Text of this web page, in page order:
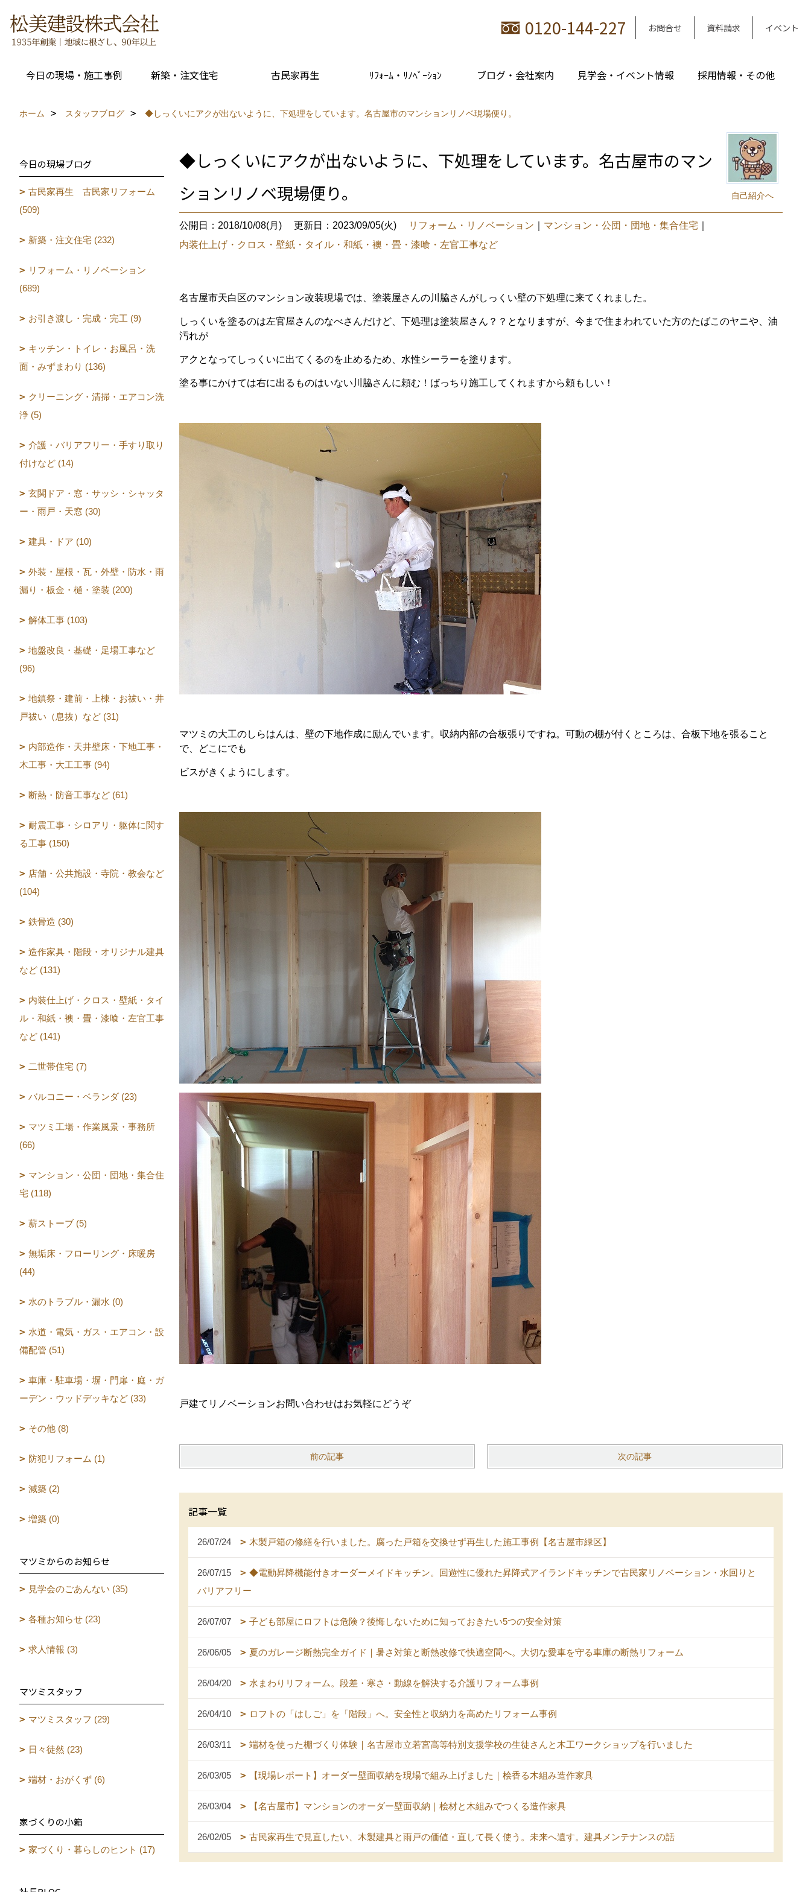
0120-144-227 お問合せ 資料請求 イベント
今日の現場・施工事例 新築・注文住宅 古民家再生 ﾘﾌｫｰﾑ・ﾘﾉﾍﾞｰｼｮﾝ ブログ・会社案内 見学会・イベント情報 採用情報・その他
ホーム スタッフブログ ◆しっくいにアクが出ないように、下処理をしています。名古屋市のマンションリノベ現場便り。
自己紹介へ
◆しっくいにアクが出ないように、下処理をしています。名古屋市のマン
ションリノベ現場便り。
公開日：2018/10/08(月) 更新日：2023/09/05(火) リフォーム・リノベーション マンション・公団・団地・集合住宅
内装仕上げ・クロス・壁紙・タイル・和紙・襖・畳・漆喰・左官工事など
名古屋市天白区のマンション改装現場では、塗装屋さんの川脇さんがしっくい壁の下処理に来てくれました。
しっくいを塗るのは左官屋さんのなべさんだけど、下処理は塗装屋さん？？となりますが、今まで住まわれていた方のたばこのヤニや、油
汚れが
アクとなってしっくいに出てくるのを止めるため、水性シーラーを塗ります。
塗る事にかけては右に出るものはいない川脇さんに頼む！ばっちり施工してくれますから頼もしい！
マツミの大工のしらはんは、壁の下地作成に励んでいます。収納内部の合板張りですね。可動の棚が付くところは、合板下地を張ること
で、どこにでも
ビスがきくようにします。
戸建てリノベーションお問い合わせはお気軽にどうぞ
前の記事 次の記事
記事一覧
26/07/24 木製戸箱の修繕を行いました。腐った戸箱を交換せず再生した施工事例【名古屋市緑区】
26/07/15
◆電動昇降機能付きオーダーメイドキッチン。回遊性に優れた昇降式アイランドキッチンで古民家リノベーション・水回りと
バリアフリー
26/07/07 子ども部屋にロフトは危険？後悔しないために知っておきたい5つの安全対策
26/06/05 夏のガレージ断熱完全ガイド｜暑さ対策と断熱改修で快適空間へ。大切な愛車を守る車庫の断熱リフォーム
26/04/20 水まわりリフォーム。段差・寒さ・動線を解決する介護リフォーム事例
26/04/10 ロフトの「はしご」を「階段」へ。安全性と収納力を高めたリフォーム事例
26/03/11 端材を使った棚づくり体験｜名古屋市立若宮高等特別支援学校の生徒さんと木工ワークショップを行いました
26/03/05 【現場レポート】オーダー壁面収納を現場で組み上げました｜桧香る木組み造作家具
26/03/04 【名古屋市】マンションのオーダー壁面収納｜桧材と木組みでつくる造作家具
26/02/05 古民家再生で見直したい、木製建具と雨戸の価値・直して長く使う。未来へ遺す。建具メンテナンスの話
今日の現場ブログ
古民家再生 古民家リフォーム
(509)
新築・注文住宅 (232)
リフォーム・リノベーション
(689)
お引き渡し・完成・完工 (9)
キッチン・トイレ・お風呂・洗
面・みずまわり (136)
クリーニング・清掃・エアコン洗
浄 (5)
介護・バリアフリー・手すり取り
付けなど (14)
玄関ドア・窓・サッシ・シャッタ
ー・雨戸・天窓 (30)
建具・ドア (10)
外装・屋根・瓦・外壁・防水・雨
漏り・板金・樋・塗装 (200)
解体工事 (103)
地盤改良・基礎・足場工事など
(96)
地鎮祭・建前・上棟・お祓い・井
戸祓い（息抜）など (31)
内部造作・天井壁床・下地工事・
木工事・大工工事 (94)
断熱・防音工事など (61)
耐震工事・シロアリ・躯体に関す
る工事 (150)
店舗・公共施設・寺院・教会など
(104)
鉄骨造 (30)
造作家具・階段・オリジナル建具
など (131)
内装仕上げ・クロス・壁紙・タイ
ル・和紙・襖・畳・漆喰・左官工事
など (141)
二世帯住宅 (7)
バルコニー・ベランダ (23)
マツミ工場・作業風景・事務所
(66)
マンション・公団・団地・集合住
宅 (118)
薪ストーブ (5)
無垢床・フローリング・床暖房
(44)
水のトラブル・漏水 (0)
水道・電気・ガス・エアコン・設
備配管 (51)
車庫・駐車場・塀・門扉・庭・ガ
ーデン・ウッドデッキなど (33)
その他 (8)
防犯リフォーム (1)
減築 (2)
増築 (0)
マツミからのお知らせ
見学会のごあんない (35)
各種お知らせ (23)
求人情報 (3)
マツミスタッフ
マツミスタッフ (29)
日々徒然 (23)
端材・おがくず (6)
家づくりの小箱
家づくり・暮らしのヒント (17)